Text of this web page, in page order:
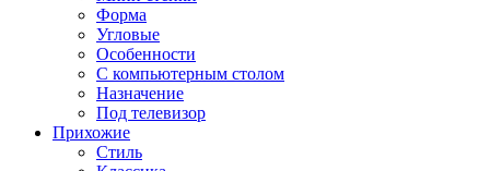
Форма
Угловые
Особенности
С компьютерным столом
Назначение
Под телевизор
Прихожие
Стиль